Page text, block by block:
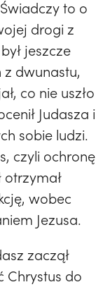
to o
drogi z
jeszcze
z dwunastu,
co nie uszło
Judasza i
sobie ludzi.
czyli ochronę
otrzymał
wobec
Jezusa.
zaczął
Chrystus do